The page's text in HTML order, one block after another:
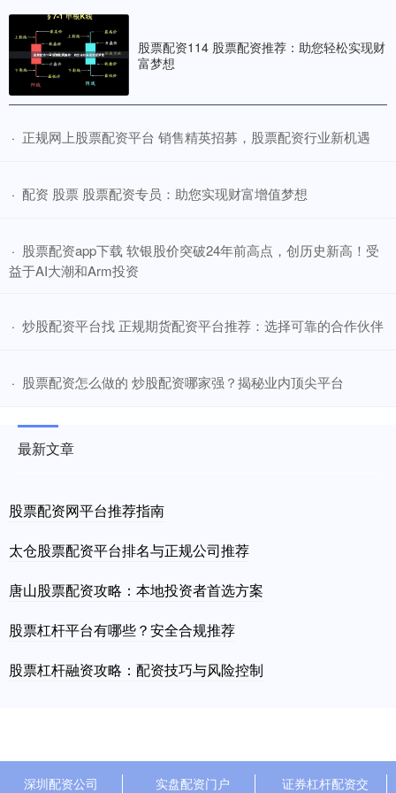
股票配资114 股票配资推荐：助您轻松实现财
富梦想
· ​正规网上股票配资平台 销售精英招募，股票配资行业新机遇
· ​配资 股票 股票配资专员：助您实现财富增值梦想
· ​股票配资app下载 软银股价突破24年前高点，创历史新高！受
益于AI大潮和Arm投资
· ​炒股配资平台找 正规期货配资平台推荐：选择可靠的合作伙伴
· ​股票配资怎么做的 炒股配资哪家强？揭秘业内顶尖平台
最新文章
股票配资网平台推荐指南
太仓股票配资平台排名与正规公司推荐
唐山股票配资攻略：本地投资者首选方案
股票杠杆平台有哪些？安全合规推荐
股票杠杆融资攻略：配资技巧与风险控制
深圳配资公司 实盘配资门户
证券杠杆配资交